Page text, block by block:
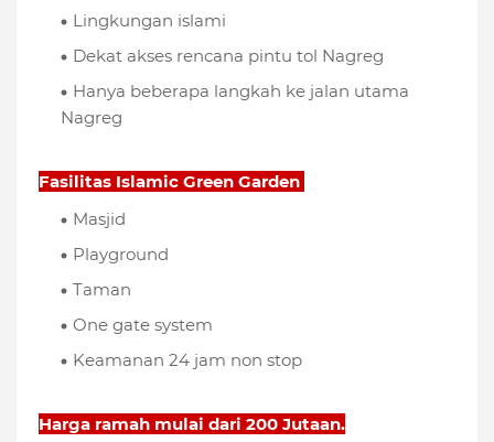
Lingkungan islami
Dekat akses rencana pintu tol Nagreg
Hanya beberapa langkah ke jalan utama
Nagreg
Fasilitas Islamic Green Garden
Masjid
Playground
Taman
One gate system
Keamanan 24 jam non stop
Harga ramah mulai dari 200 Jutaan.